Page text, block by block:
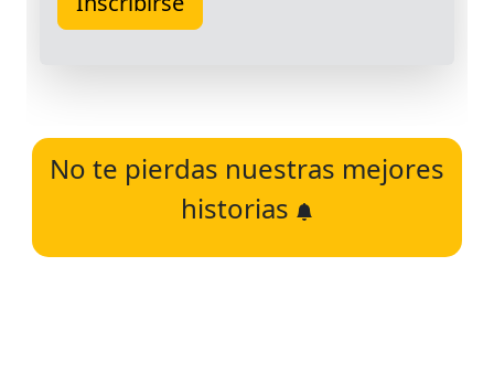
No te pierdas nuestras mejores
historias